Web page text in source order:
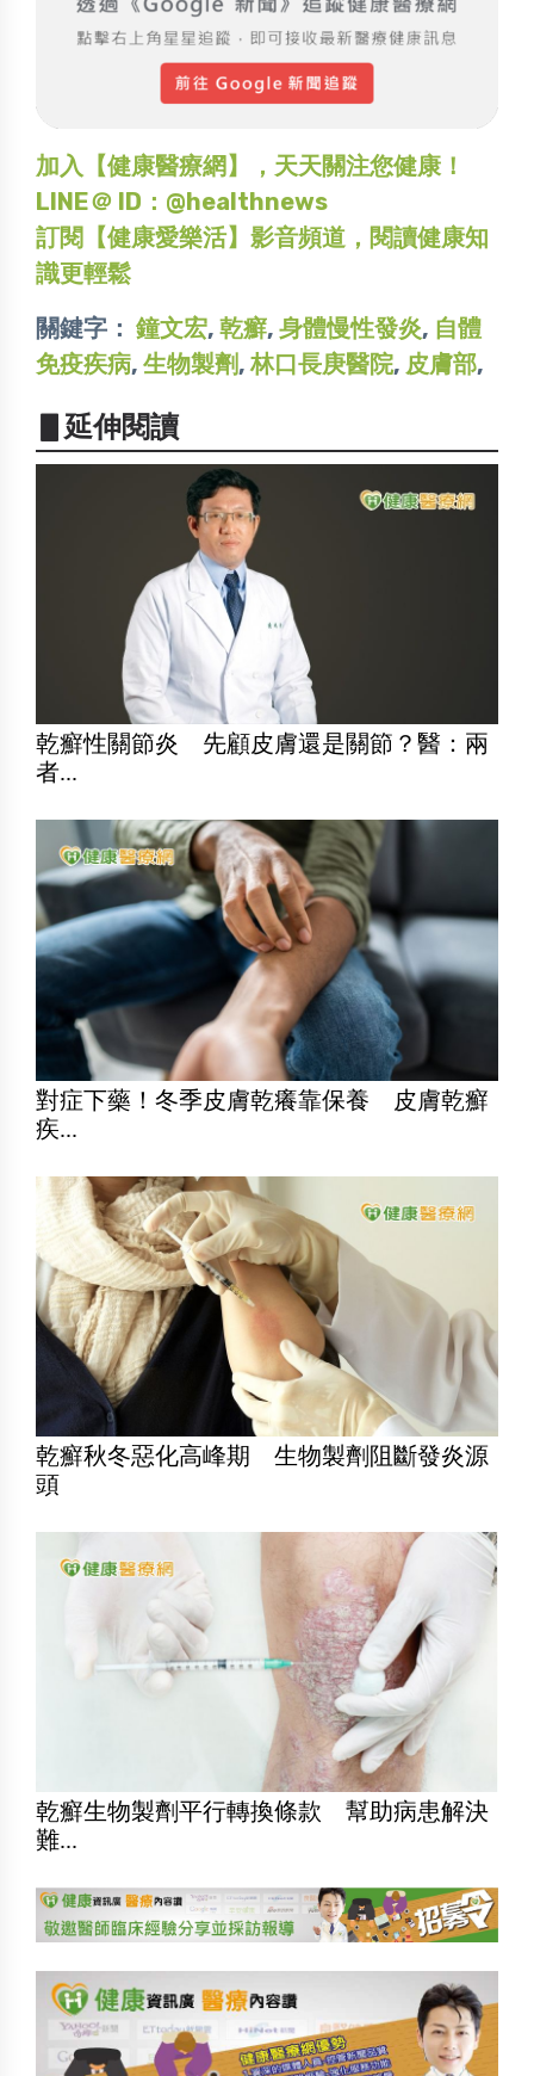
加入【健康醫療網】，天天關注您健康！
LINE＠ ID：@healthnews
訂閱【健康愛樂活】影音頻道，閱讀健康知
識更輕鬆
關鍵字： 鐘文宏, 乾癬, 身體慢性發炎, 自體
免疫疾病, 生物製劑,林口長庚醫院, 皮膚部,
▋延伸閱讀
乾癬性關節炎 先顧皮膚還是關節？醫：兩
者...
對症下藥！冬季皮膚乾癢靠保養 皮膚乾癬
疾...
乾癬秋冬惡化高峰期 生物製劑阻斷發炎源
頭
乾癬生物製劑平行轉換條款 幫助病患解決
難...